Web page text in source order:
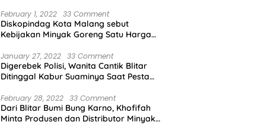
February 1, 2022 33 Comment
Diskopindag Kota Malang sebut
Kebijakan Minyak Goreng Satu Harga
January 27, 2022 33 Comment
Digerebek Polisi, Wanita Cantik Blitar
Ditinggal Kabur Suaminya Saat Pesta
February 28, 2022 33 Comment
Dari Blitar Bumi Bung Karno, Khofifah
Minta Produsen dan Distributor Minyak